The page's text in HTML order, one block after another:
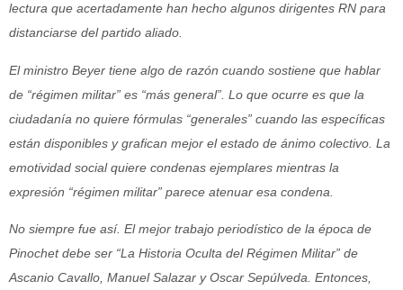
lectura que acertadamente han hecho algunos dirigentes RN para
distanciarse del partido aliado.
El ministro Beyer tiene algo de razón cuando sostiene que hablar
de “régimen militar” es “más general”. Lo que ocurre es que la
ciudadanía no quiere fórmulas “generales” cuando las específicas
están disponibles y grafican mejor el estado de ánimo colectivo. La
emotividad social quiere condenas ejemplares mientras la
expresión “régimen militar” parece atenuar esa condena.
No siempre fue así. El mejor trabajo periodístico de la época de
Pinochet debe ser “La Historia Oculta del Régimen Militar” de
Ascanio Cavallo, Manuel Salazar y Oscar Sepúlveda. Entonces,